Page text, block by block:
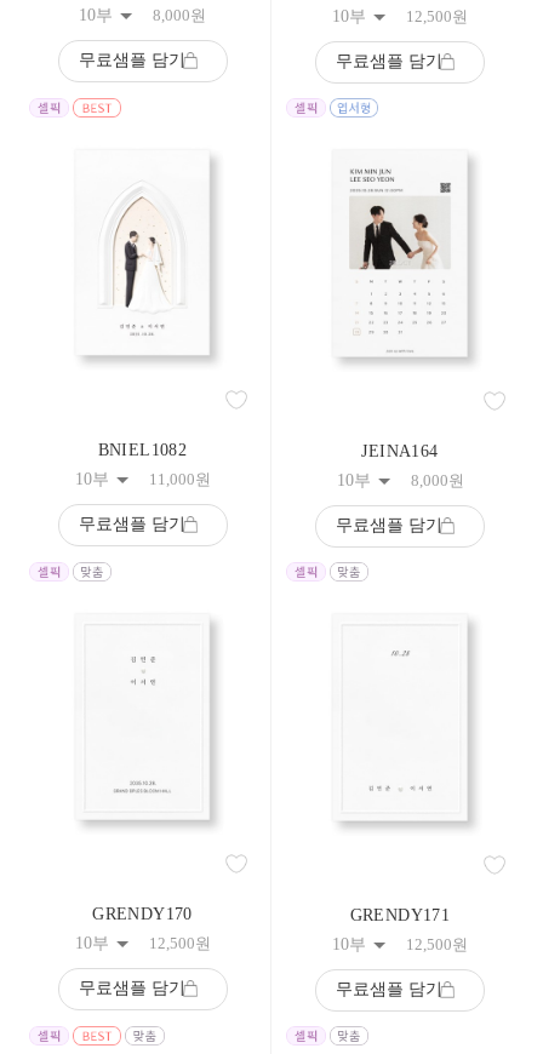
10부 8,000원
무료샘플 담기
10부 12,500원
무료샘플 담기
BNIEL1082
10부
11,000원
무료샘플 담기
JEINA164
10부
8,000원
무료샘플 담기
GRENDY170
10부
12,500원
무료샘플 담기
GRENDY171
10부
12,500원
무료샘플 담기